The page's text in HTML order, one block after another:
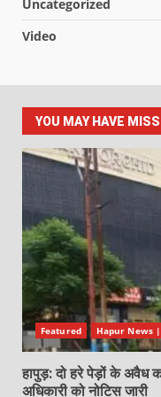
Uncategorized
Video
YOU MAY HAVE
Featured Hapur News |
हापुड़: दो हरे पेड़ों के अवैध
अधिकारी को नोटिस जारी